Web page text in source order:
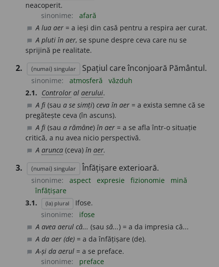
neacoperit.
sinonime:
afară
A lua aer = a ieși din casă pentru a respira aer curat.
A pluti în aer, se spune despre ceva care nu se
sprijină pe realitate.
2. (numai) singular Spațiul care înconjoară Pământul.
sinonime: atmosferă
văzduh
2.1. Controlor al aerului.
A fi (saua se simți)ceva în aer = a exista semne că se
pregătește ceva (în ascuns).
A fi (saua rămâne)în aer = a se afla într-o situație
critică, a nu avea nicio perspectivă.
Aarunca (ceva)înaer.
3. (numai) singular Înfățișare exterioară.
sinonime: aspect expresie fizionomie
mină
înfățișare
3.1.
(la) plural
Ifose.
sinonime:
ifose
A avea aerul că... (sausă...) = a da impresia că...
A da aer (de) = a da înfățișare (de).
A-și da aerul = a se preface.
sinonime:
preface